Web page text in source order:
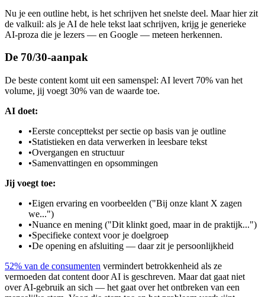
Nu je een outline hebt, is het schrijven het snelste deel. Maar hier zit
de valkuil: als je AI de hele tekst laat schrijven, krijg je generieke
AI-proza die je lezers — en Google — meteen herkennen.
De 70/30-aanpak
De beste content komt uit een samenspel: AI levert 70% van het
volume, jij voegt 30% van de waarde toe.
AI doet:
•Eerste concepttekst per sectie op basis van je outline
•Statistieken en data verwerken in leesbare tekst
•Overgangen en structuur
•Samenvattingen en opsommingen
Jij voegt toe:
•Eigen ervaring en voorbeelden ("Bij onze klant X zagen
we...")
•Nuance en mening ("Dit klinkt goed, maar in de praktijk...")
•Specifieke context voor je doelgroep
•De opening en afsluiting — daar zit je persoonlijkheid
52% van de consumenten vermindert betrokkenheid als ze
vermoeden dat content door AI is geschreven. Maar dat gaat niet
over AI-gebruik an sich — het gaat over het ontbreken van een